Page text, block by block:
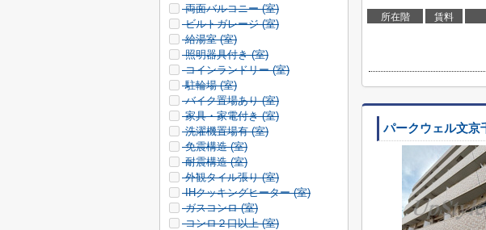
所在階 賃料
パークウェル文京
両面バルコニー (室)
ビルトガレージ (室)
給湯室 (室)
照明器具付き (室)
コインランドリー (室)
駐輪場 (室)
バイク置場あり (室)
家具・家電付き (室)
洗濯機置場有 (室)
免震構造 (室)
耐震構造 (室)
外観タイル張り (室)
IHクッキングヒーター (室)
ガスコンロ (室)
コンロ２口以上 (室)